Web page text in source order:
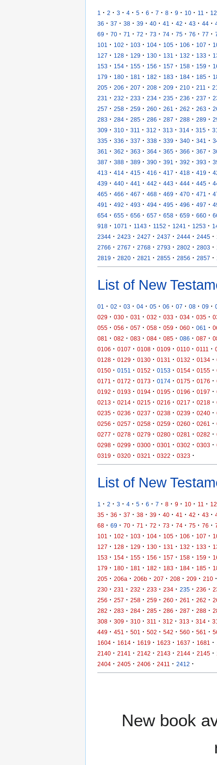
1 · 2 · 3 · 4 · 5 · 6 · 7 · 8 · 9 · 10 · 11 · 12
36 · 37 · 38 · 39 · 40 · 41 · 42 · 43 · 44 ·
69 · 70 · 71 · 72 · 73 · 74 · 75 · 76 · 77 ·
101
· 102 · 103 · 104 · 105 · 106 · 107 ·
127 · 128 · 129 · 130 · 131 · 132 · 133 ·
153 · 154 · 155 · 156 · 157 · 158 · 159 ·
179 · 180 · 181 · 182 · 183 · 184 · 185 ·
205 · 206 · 207 · 208 · 209 · 210 · 211 ·
231
· 232 · 233 · 234 · 235 · 236 · 237 ·
257 · 258 · 259 · 260 · 261 · 262 · 263 ·
283 · 284 · 285 · 286 · 287 · 288 · 289 ·
309 · 310 · 311 · 312 · 313 · 314 · 315 ·
335 · 336 · 337 · 338 · 339 · 340 · 341 ·
361
· 362 · 363 · 364 · 365 · 366 · 367 ·
387 · 388 · 389 · 390 · 391 · 392 · 393 ·
413 · 414 · 415 · 416 · 417 · 418 · 419 ·
439 · 440 · 441 · 442 · 443 · 444 · 445 ·
465 · 466 · 467 · 468 · 469 · 470 · 471 ·
491
· 492 · 493 · 494 · 495 · 496 · 497 ·
654 · 655 · 656 · 657 · 658 · 659 · 660 ·
918 · 1071 · 1143 · 1152 · 1241 · 1253 ·
2344 · 2423 · 2427 · 2437 · 2444 · 2445 ·
2766 · 2767 · 2768 · 2793 · 2802 · 2803 ·
2819 · 2820 · 2821 · 2855 · 2856 · 2857 ·
List of New
01 · 02 · 03 · 04 · 05 · 06 · 07 · 08 · 09 ·
029 · 030 · 031 · 032 · 033 · 034 · 035 ·
055 · 056 · 057 · 058 · 059 · 060 · 061 ·
081
· 082 · 083 · 084 · 085 · 086 · 087 ·
0106 · 0107 · 0108 · 0109 · 0110 · 0111 ·
0128 · 0129 · 0130 · 0131 · 0132 · 0134 ·
0150 · 0151 · 0152 · 0153 · 0154 · 0155 ·
0171
· 0172 · 0173 · 0174 · 0175 · 0176 ·
0192 · 0193 · 0194 · 0195 · 0196 · 0197 ·
0213 · 0214 · 0215 · 0216 · 0217 · 0218 ·
0235 · 0236 · 0237 · 0238 · 0239 · 0240 ·
0256 · 0257 · 0258 · 0259 · 0260 · 0261 ·
0277 · 0278 · 0279 · 0280 · 0281 · 0282 ·
0298 · 0299 · 0300 · 0301 · 0302 · 0303 ·
0319 · 0320 · 0321 · 0322 · 0323 ·
List of New
1 · 2 · 3 · 4 · 5 · 6 · 7 · 8 · 9 · 10 · 11 · 12
35 · 36 · 37 · 38 · 39 · 40 · 41 · 42 · 43 ·
68 · 69 · 70 · 71 · 72 · 73 · 74 · 75 · 76 ·
101
· 102 · 103 · 104 · 105 · 106 · 107 ·
127 · 128 · 129 · 130 · 131 · 132 · 133 ·
153 · 154 · 155 · 156 · 157 · 158 · 159 ·
179 · 180 · 181 · 182 · 183 · 184 · 185 ·
205 · 206a · 206b · 207 · 208 · 209 · 210 ·
230 · 231 · 232 · 233 · 234 · 235 · 236 ·
256 · 257 · 258 · 259 · 260 · 261 · 262 ·
282 · 283 · 284 · 285 · 286 · 287 · 288 ·
308 · 309 · 310 · 311 · 312 · 313 · 314 ·
449 · 451 · 501 · 502 · 542 · 560 · 561 ·
1604 · 1614 · 1619 · 1623 · 1637 · 1681 ·
2140 · 2141 · 2142 · 2143 · 2144 · 2145 ·
2404 · 2405 · 2406 · 2411 · 2412 ·
New book